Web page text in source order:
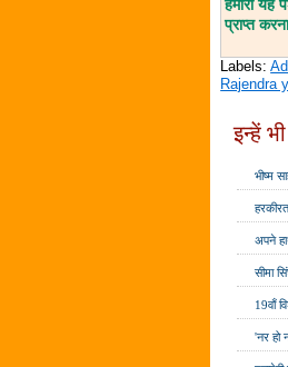
हमारी
प्राप्त
Labels:
Rajendra
इन्हें
भीष्म
अपने
सीमा
19वाँ
'नर हो